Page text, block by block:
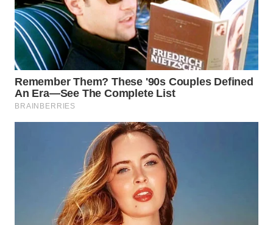
WAHANA
KONSUMEN
WAHANA
LISTRIK
WAHANANEWS
ID